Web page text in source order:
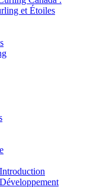
et Étoiles